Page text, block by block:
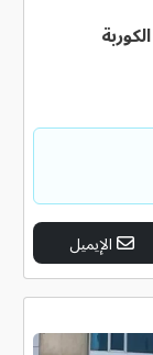
الإيميل